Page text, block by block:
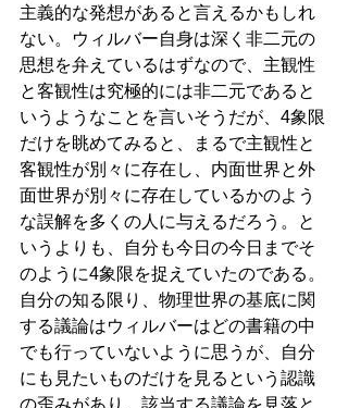
主義的な発想があると言えるかもしれ
ない。ウィルバー自身は深く非二元の
思想を弁えているはずなので、主観性
と客観性は究極的には非二元であると
いうようなことを言いそうだが、4象限
だけを眺めてみると、まるで主観性と
客観性が別々に存在し、内面世界と外
面世界が別々に存在しているかのよう
な誤解を多くの人に与えるだろう。と
いうよりも、自分も今日の今日までそ
のように4象限を捉えていたのである。
自分の知る限り、物理世界の基底に関
する議論はウィルバーはどの書籍の中
でも行っていないように思うが、自分
にも見たいものだけを見るという認識